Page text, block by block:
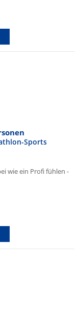
Sports
wie ein Profi fühlen -